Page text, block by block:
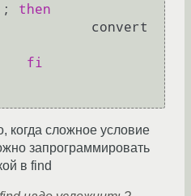
then
fi
когда сложное условие
запрограммировать
в find